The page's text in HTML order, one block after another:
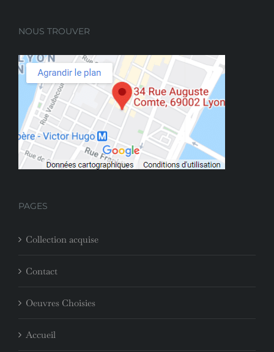
NOUS TROUVER
PAGES
Collection acquise
Contact
Oeuvres Choisies
Accueil